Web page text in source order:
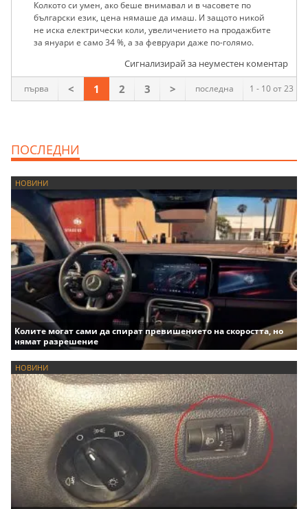
Колкото си умен, ако беше внимавал и в часовете по
български език, цена нямаше да имаш. И защото никой
не иска електрически коли, увеличението на продажбите
за януари е само 34 %, а за февруари даже по-голямо.
Сигнализирай за неуместен коментар
1 - 10 от 23
първа < 1 2 3 > последна
ПОСЛЕДНИ
НОВИНИ
Колите могат сами да спират превишението на скоростта, но
нямат разрешение
НОВИНИ